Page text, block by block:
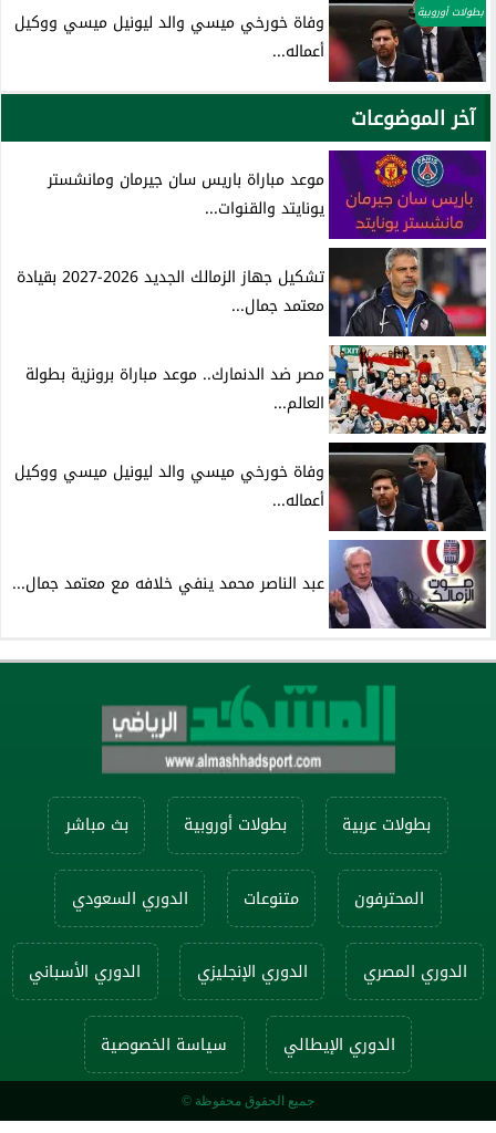
بطولات أوروبية
وفاة خورخي ميسي والد ليونيل ميسي ووكيل
أعماله...
آخر الموضوعات
موعد مباراة باريس سان جيرمان ومانشستر
يونايتد والقنوات...
تشكيل جهاز الزمالك الجديد 2026-2027 بقيادة
معتمد جمال...
مصر ضد الدنمارك.. موعد مباراة برونزية بطولة
العالم...
وفاة خورخي ميسي والد ليونيل ميسي ووكيل
أعماله...
عبد الناصر محمد ينفي خلافه مع معتمد جمال...
بطولات عربية بطولات أوروبية بث مباشر
المحترفون متنوعات الدوري السعودي
الدوري المصري الدوري الإنجليزي الدوري الأسباني
الدوري الإيطالي سياسة الخصوصية
جميع الحقوق محفوظة ©